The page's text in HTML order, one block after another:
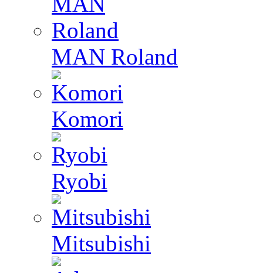
MAN Roland
Komori
Ryobi
Mitsubishi